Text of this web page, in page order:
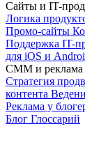
Сайты и IT-
Логика
Промо-сайты
Поддержка IT-
для iOS и
СММ и реклама
Стратегия
контента
Реклама у
Блог Глоссарий